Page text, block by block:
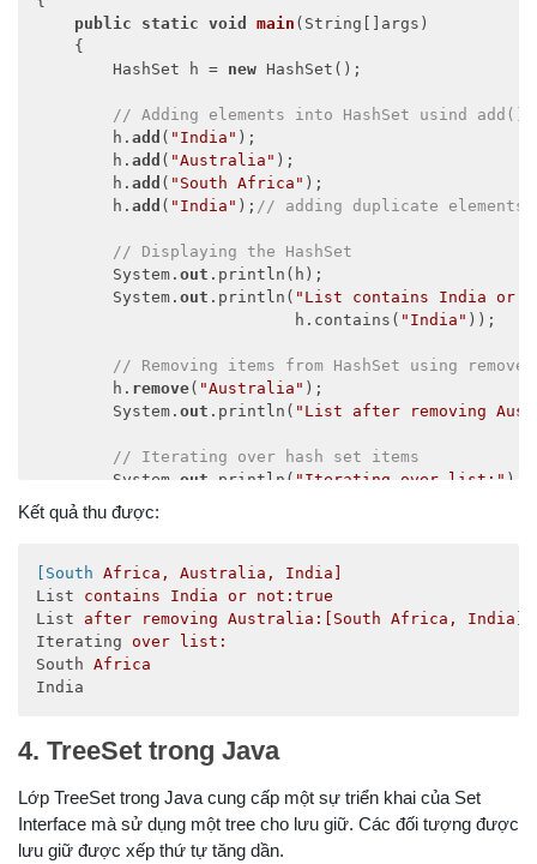
public
static void main ( String[]args )
    {
        HashSet h =
new HashSet();
// Adding elements into HashSet usind add()
        h.
add ( "India" );
        h.
add ( "Australia" );
        h.
add ( "South Africa" );
        h.
add ( "India" ); // adding duplicate elements
// Displaying the HashSet
        System.
out .println(h);
        System.
out .println( "List contains India or
                           h.contains(
"India" ));
// Removing items from HashSet using
        h.
remove( "Australia" );
        System.
out .println( "List after removing
// Iterating over hash set items
        System.
out .println( "Iterating over list:" );
        Iterator i = h.iterator();
while
    }
}
Kết quả thu được:
[South Africa, Australia, India]
List
contains India or not:true
List
after removing Australia:[South Africa, India]
Iterating
over list:
South Africa
India
4. TreeSet trong Java
Lớp TreeSet trong Java cung cấp một sự triển khai của Set
Interface mà sử dụng một tree cho lưu giữ. Các đối tượng được
lưu giữ được xếp thứ tự tăng dần.